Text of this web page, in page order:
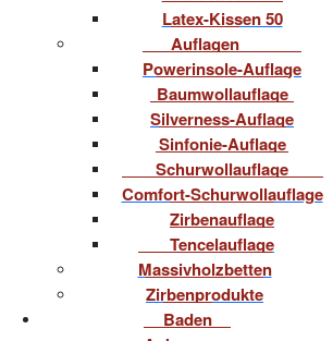
Latex-Kissen 50
Auflagen
Powerinsole-Auflage
Baumwollauflage
Silverness-Auflage
Sinfonie-Auflage
Schurwollauflage
Comfort-Schurwollauflage
Zirbenauflage
Tencelauflage
Massivholzbetten
Zirbenprodukte
Baden